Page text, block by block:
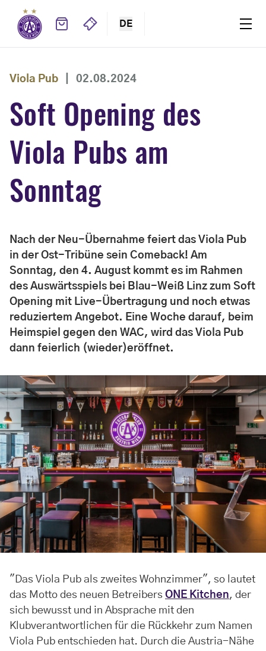
DE
Viola Pub 02.08.2024
Soft Opening des
Viola Pubs am
Sonntag
Nach der Neu-Übernahme feiert das Viola Pub
in der Ost-Tribüne sein Comeback! Am
Sonntag, den 4. August kommt es im Rahmen
des Auswärtsspiels bei Blau-Weiß Linz zum Soft
Opening mit Live-Übertragung und noch etwas
reduziertem Angebot. Eine Woche darauf, beim
Heimspiel gegen den WAC, wird das Viola Pub
dann feierlich (wieder)eröffnet.
"Das Viola Pub als zweites Wohnzimmer", so lautet
das Motto des neuen Betreibers ONE Kitchen, der
sich bewusst und in Absprache mit den
Klubverantwortlichen für die Rückkehr zum Namen
Viola Pub entschieden hat. Durch die Austria-Nähe